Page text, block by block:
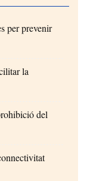
per prevenir
la
del